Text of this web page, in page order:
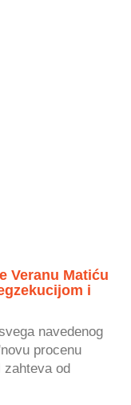
Veranu Matiću
i
navedenog
procenu
zahteva od